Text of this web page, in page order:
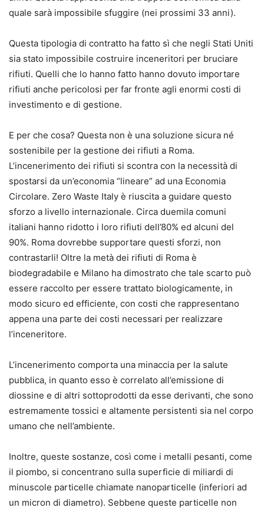
quale sarà impossibile sfuggire (nei prossimi 33 anni).
Questa tipologia di contratto ha fatto sì che negli Stati Uniti
sia stato impossibile costruire inceneritori per bruciare
rifiuti. Quelli che lo hanno fatto hanno dovuto importare
rifiuti anche pericolosi per far fronte agli enormi costi di
investimento e di gestione.
E per che cosa? Questa non è una soluzione sicura né
sostenibile per la gestione dei rifiuti a Roma.
L’incenerimento dei rifiuti si scontra con la necessità di
spostarsi da un’economia “lineare” ad una Economia
Circolare. Zero Waste Italy è riuscita a guidare questo
sforzo a livello internazionale. Circa duemila comuni
italiani hanno ridotto i loro rifiuti dell’80% ed alcuni del
90%. Roma dovrebbe supportare questi sforzi, non
contrastarli! Oltre la metà dei rifiuti di Roma è
biodegradabile e Milano ha dimostrato che tale scarto può
essere raccolto per essere trattato biologicamente, in
modo sicuro ed efficiente, con costi che rappresentano
appena una parte dei costi necessari per realizzare
l’inceneritore.
L’incenerimento comporta una minaccia per la salute
pubblica, in quanto esso è correlato all’emissione di
diossine e di altri sottoprodotti da esse derivanti, che sono
estremamente tossici e altamente persistenti sia nel corpo
umano che nell’ambiente.
Inoltre, queste sostanze, così come i metalli pesanti, come
il piombo, si concentrano sulla superficie di miliardi di
minuscole particelle chiamate nanoparticelle (inferiori ad
un micron di diametro). Sebbene queste particelle non